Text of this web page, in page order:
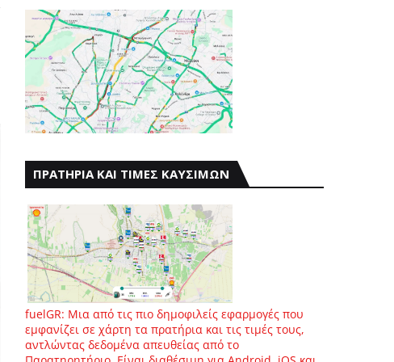
ΠΡΑΤΗΡΙΑ ΚΑΙ ΤΙΜΕΣ ΚΑΥΣΙΜΩΝ
fuelGR: Μια από τις πιο δημοφιλείς εφαρμογές που
εμφανίζει σε χάρτη τα πρατήρια και τις τιμές τους,
αντλώντας δεδομένα απευθείας από το